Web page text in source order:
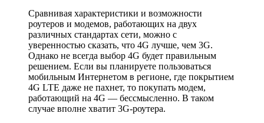
Сравнивая характеристики и возможности
роутеров и модемов, работающих на двух
различных стандартах сети, можно с
уверенностью сказать, что 4G лучше, чем 3G.
Однако не всегда выбор 4G будет правильным
решением. Если вы планируете пользоваться
мобильным Интернетом в регионе, где покрытием
4G LTE даже не пахнет, то покупать модем,
работающий на 4G — бессмысленно. В таком
случае вполне хватит 3G-роутера.